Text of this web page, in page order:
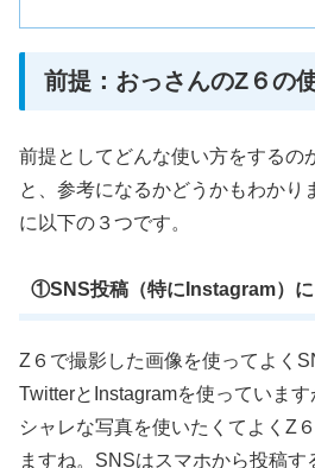
前提：おっさんのZ６の
前提としてどんな使い方をするの
と、参考になるかどうかもわかり
に以下の３つです。
①SNS投稿（特にInstagram）に
Z６で撮影した画像を使ってよく
TwitterとInstagramを使っていま
シャレな写真を使いたくてよくZ
ますね。SNSはスマホから投稿す